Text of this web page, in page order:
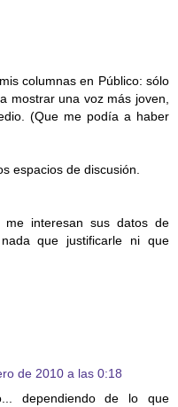
columnas en Público: sólo
mostrar una voz más joven,
(Que me podía a haber
espacios de discusión.
interesan sus datos de
que justificarle ni que
de 2010 a las 0:18
dependiendo de lo que